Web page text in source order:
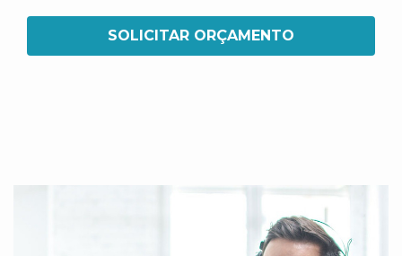
SOLICITAR ORÇAMENTO